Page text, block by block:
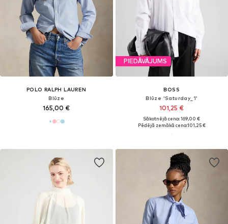
POLO RALPH LAUREN
Blūze
165,00 €
PIEDĀVĀJUMS
BOSS
Blūze 'Saturday_1'
101,25 €
Sākotnējā cena: 169,00 €
Pēdējā zemākā cena:101,25 €